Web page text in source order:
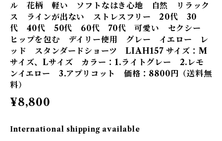
ル 花柄 軽い ソフトなはき心地 自然 リラック
ス ラインが出ない ストレスフリー 20代 30
代 40代 50代 60代 70代 可愛い セクシー
ヒップを包む デイリー使用 グレー イエロー レ
ッド スタンダードショーツ LIAH157 サイズ：M
サイズ、Lサイズ カラー：1.ライトグレー 2.レモ
ンイエロー 3.アプリコット 価格：8800円（送料無
料）
¥8,800
International shipping available